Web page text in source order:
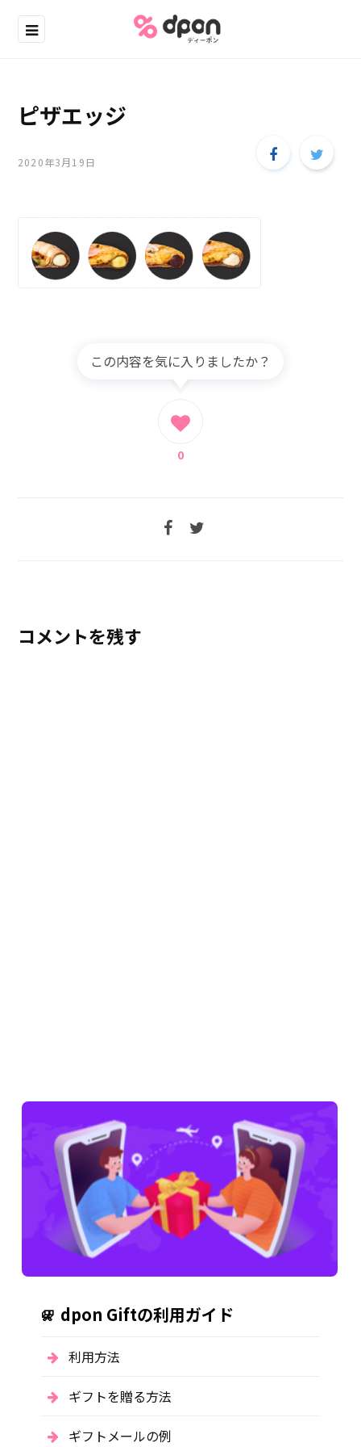
ピザエッジ
2020年3月19日
この内容を気に入りましたか？
0
コメントを残す
dpon Giftの利用ガイド
利用方法
ギフトを贈る方法
ギフトメールの例